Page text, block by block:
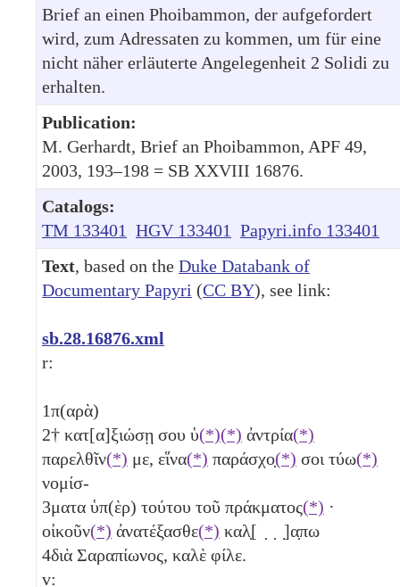
Brief an einen Phoibammon, der aufgefordert
wird, zum Adressaten zu kommen, um für eine
nicht näher erläuterte Angelegenheit 2 Solidi zu
erhalten.
Publication:
M. Gerhardt, Brief an Phoibammon, APF 49,
2003, 193–198 = SB XXVIII 16876.
Catalogs:
TM 133401 HGV 133401 Papyri.info 133401
Text, based on the Duke Databank of
Documentary Papyri (CC BY), see link:
sb.28.16876.xml
r:
1π(αρὰ)
2† κατ[α]ξιώσῃ σου ὑ(*)(*) ἀντρία(*)
παρελθῖν(*) με, εἵνα(*) παράσχο̣(*) σοι τύω(*)
νομίσ-
3ματα ὑπ(ὲρ) τούτου τοῦ πράκματος(*) ·
οἰκοῦν(*) ἀνατέξασθε(*) καλ̣[ ̣ ̣ ̣]α̣πω
4διὰ Σαραπίωνος, καλὲ φίλε.
v: